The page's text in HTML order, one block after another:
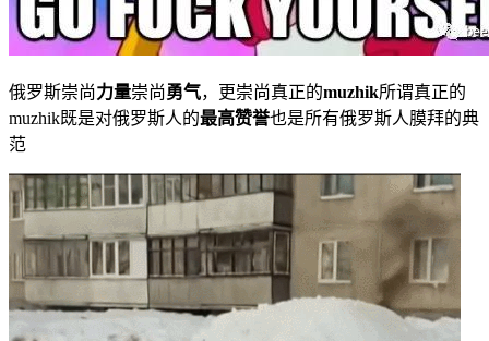
俄罗斯崇尚力量崇尚勇气，更崇尚真正的muzhik所谓真正的
muzhik既是对俄罗斯人的最高赞誉也是所有俄罗斯人膜拜的典
范